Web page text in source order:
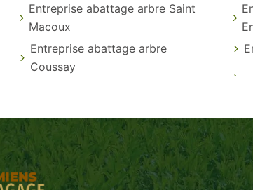
Entreprise abattage arbre Saint
Macoux
Entreprise abattage arbre
Coussay